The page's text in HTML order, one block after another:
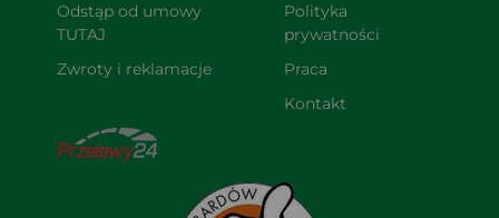
Odstąp od umowy
TUTAJ
Zwroty i reklamacje
Polityka
prywatności
Praca
Kontakt